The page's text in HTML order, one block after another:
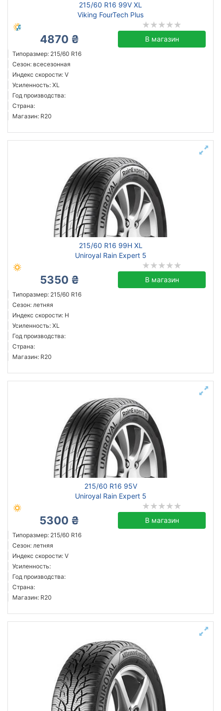
215/60 R16 99V XL
Viking FourTech Plus
4870 ₴ В магазин
Типоразмер: 215/60 R16
Сезон: всесезонная
Индекс скорости: V
Усиленность: XL
Год производства:
Страна:
Магазин: R20
215/60 R16 99H XL
Uniroyal Rain Expert 5
5350 ₴ В магазин
Типоразмер: 215/60 R16
Сезон: летняя
Индекс скорости: H
Усиленность: XL
Год производства:
Страна:
Магазин: R20
215/60 R16 95V
Uniroyal Rain Expert 5
5300 ₴ В магазин
Типоразмер: 215/60 R16
Сезон: летняя
Индекс скорости: V
Усиленность:
Год производства:
Страна:
Магазин: R20